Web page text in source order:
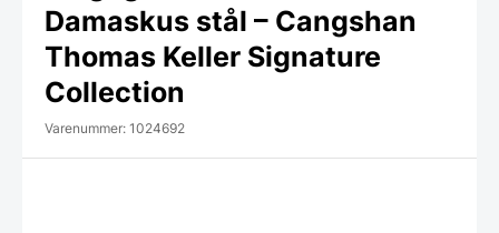
Damaskus stål – Cangshan
Thomas Keller Signature
Collection
Varenummer: 1024692